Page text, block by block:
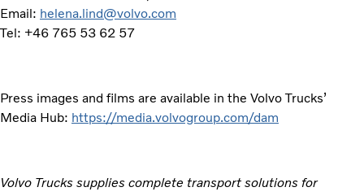
Email: helena.lind@volvo.com
Tel: +46 765 53 62 57
Press images and films are available in the Volvo Trucks’
Media Hub: https://media.volvogroup.com/dam
Volvo Trucks supplies complete transport solutions for